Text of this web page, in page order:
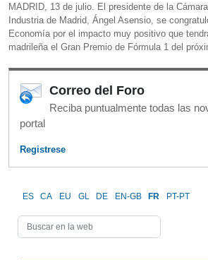
MADRID, 13 de julio. El presidente de la
Industria de Madrid, Ángel Asensio, se
Economía por el impacto muy positivo que
madrileña el Gran Premio de Fórmula 1 del
Correo del Foro
Reciba puntualmente todas las
portal
Registrese
ES CA EU GL DE EN-GB FR PT-PT